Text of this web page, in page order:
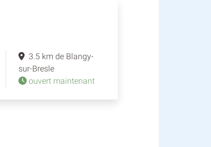
3.5 km de Blangy-
sur-Bresle
ouvert maintenant